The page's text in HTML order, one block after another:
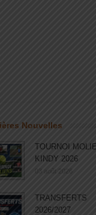
Nouvelles
TOURNOI
KINDY 2026
03 août 2026
TRANSFERTS
2026/2027